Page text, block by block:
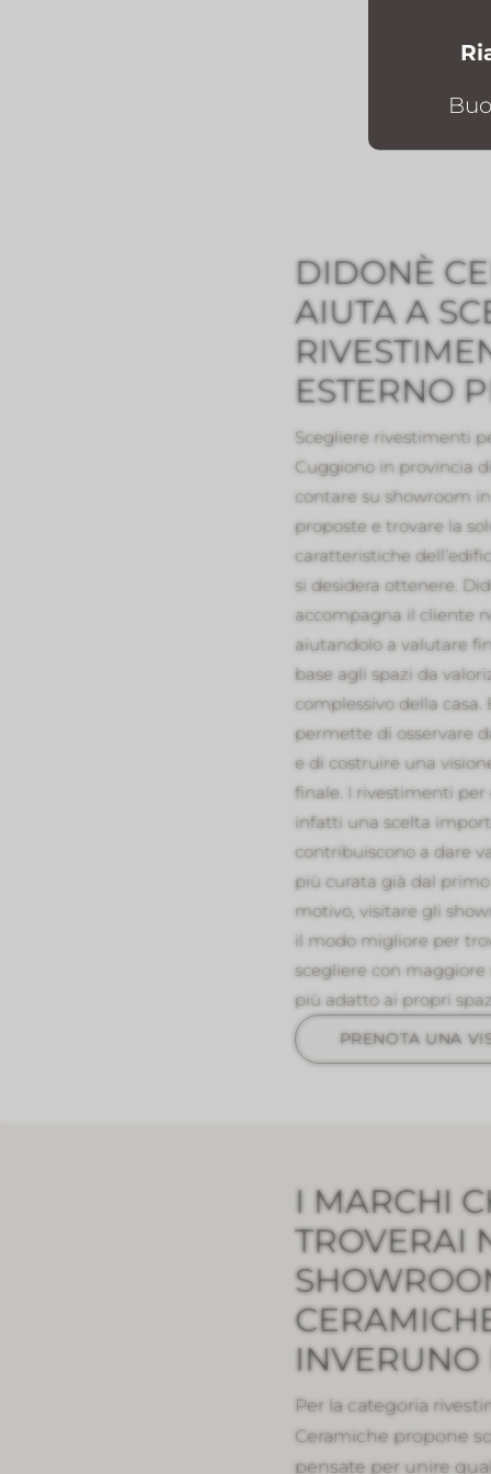
DIDONÈ
AIUTA A
ESTERNO
Scegliere rivestimenti
Cuggiono in provincia
contare su showroom
proposte e trovare la
caratteristiche
si desidera ottenere.
accompagna il cliente
aiutandolo a valutare
base agli spazi da
complessivo della
permette di osservare
e di costruire una
finale. I rivestimenti
infatti una scelta
contribuiscono a dare
più curata già dal
motivo, visitare gli
il modo migliore per
scegliere con
più adatto ai propri
PRENOTA UNA
I MARCHI
TROVERAI
INVERUNO
Per la categoria
Ceramiche propone
pensate per unire